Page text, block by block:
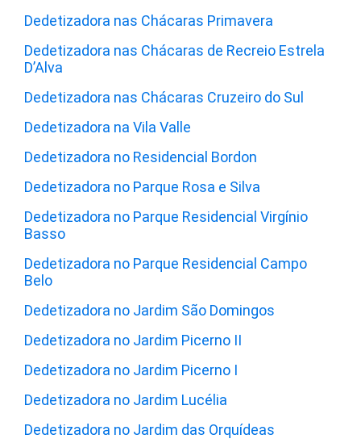
Dedetizadora nas Chácaras Primavera
Dedetizadora nas Chácaras de Recreio Estrela
D’Alva
Dedetizadora nas Chácaras Cruzeiro do Sul
Dedetizadora na Vila Valle
Dedetizadora no Residencial Bordon
Dedetizadora no Parque Rosa e Silva
Dedetizadora no Parque Residencial Virgínio
Basso
Dedetizadora no Parque Residencial Campo
Belo
Dedetizadora no Jardim São Domingos
Dedetizadora no Jardim Picerno II
Dedetizadora no Jardim Picerno I
Dedetizadora no Jardim Lucélia
Dedetizadora no Jardim das Orquídeas